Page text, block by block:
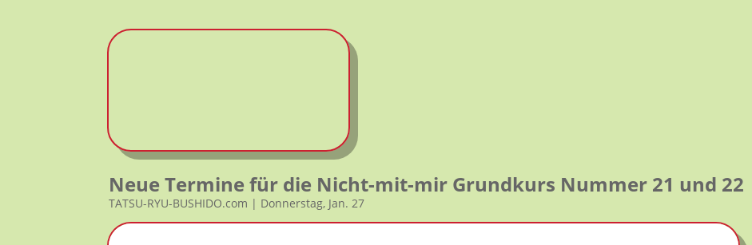
Neue Termine für die Nicht-mit-mir Grundkurs Nummer 21 und 22
TATSU-RYU-BUSHIDO.com | Donnerstag, Jan. 27